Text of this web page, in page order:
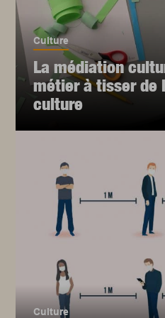
Culture
La médiation
métier à tisser de
culture
Culture